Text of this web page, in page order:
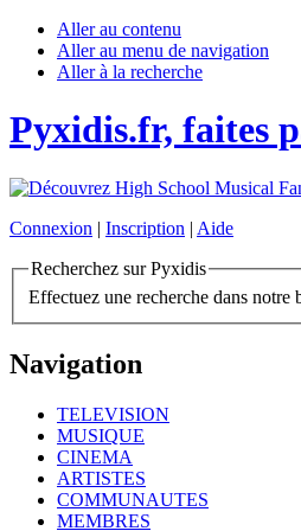
Aller au contenu
Aller au menu de navigation
Aller à la recherche
Pyxidis.fr, faites
Connexion | Inscription | Aide
Recherchez sur Pyxidis
Effectuez une recherche dans notre
Navigation
TELEVISION
MUSIQUE
CINEMA
ARTISTES
COMMUNAUTES
MEMBRES